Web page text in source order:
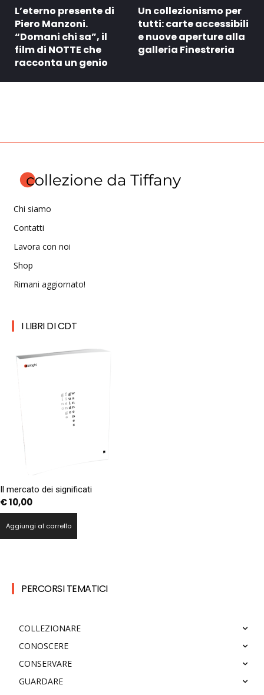
L’eterno presente di
Piero Manzoni.
“Domani chi sa”, il
film di NOTTE che
racconta un genio
Un collezionismo per
tutti: carte accessibili
e nuove aperture alla
galleria Finestreria
Chi siamo
Contatti
Lavora con noi
Shop
Rimani aggiornato!
I LIBRI DI CDT
Il mercato dei significati
€10,00
Aggiungi al carrello
PERCORSI TEMATICI
COLLEZIONARE
CONOSCERE
CONSERVARE
GUARDARE